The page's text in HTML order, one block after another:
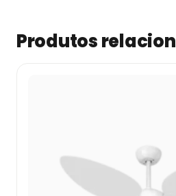
Produtos